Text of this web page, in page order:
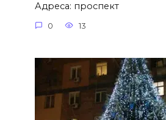
Адреса: проспект
0 13